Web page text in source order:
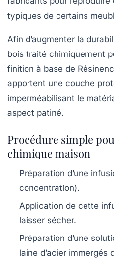
typiques de certains
Afin d’augmenter la
bois traité chimiquement
finition à base de
apportent une couche
imperméabilisant le
aspect patiné.
Procédure simple
chimique maison
Préparation d’une
concentration).
Application de cette
laisser sécher.
Préparation d’une
laine d’acier immergés